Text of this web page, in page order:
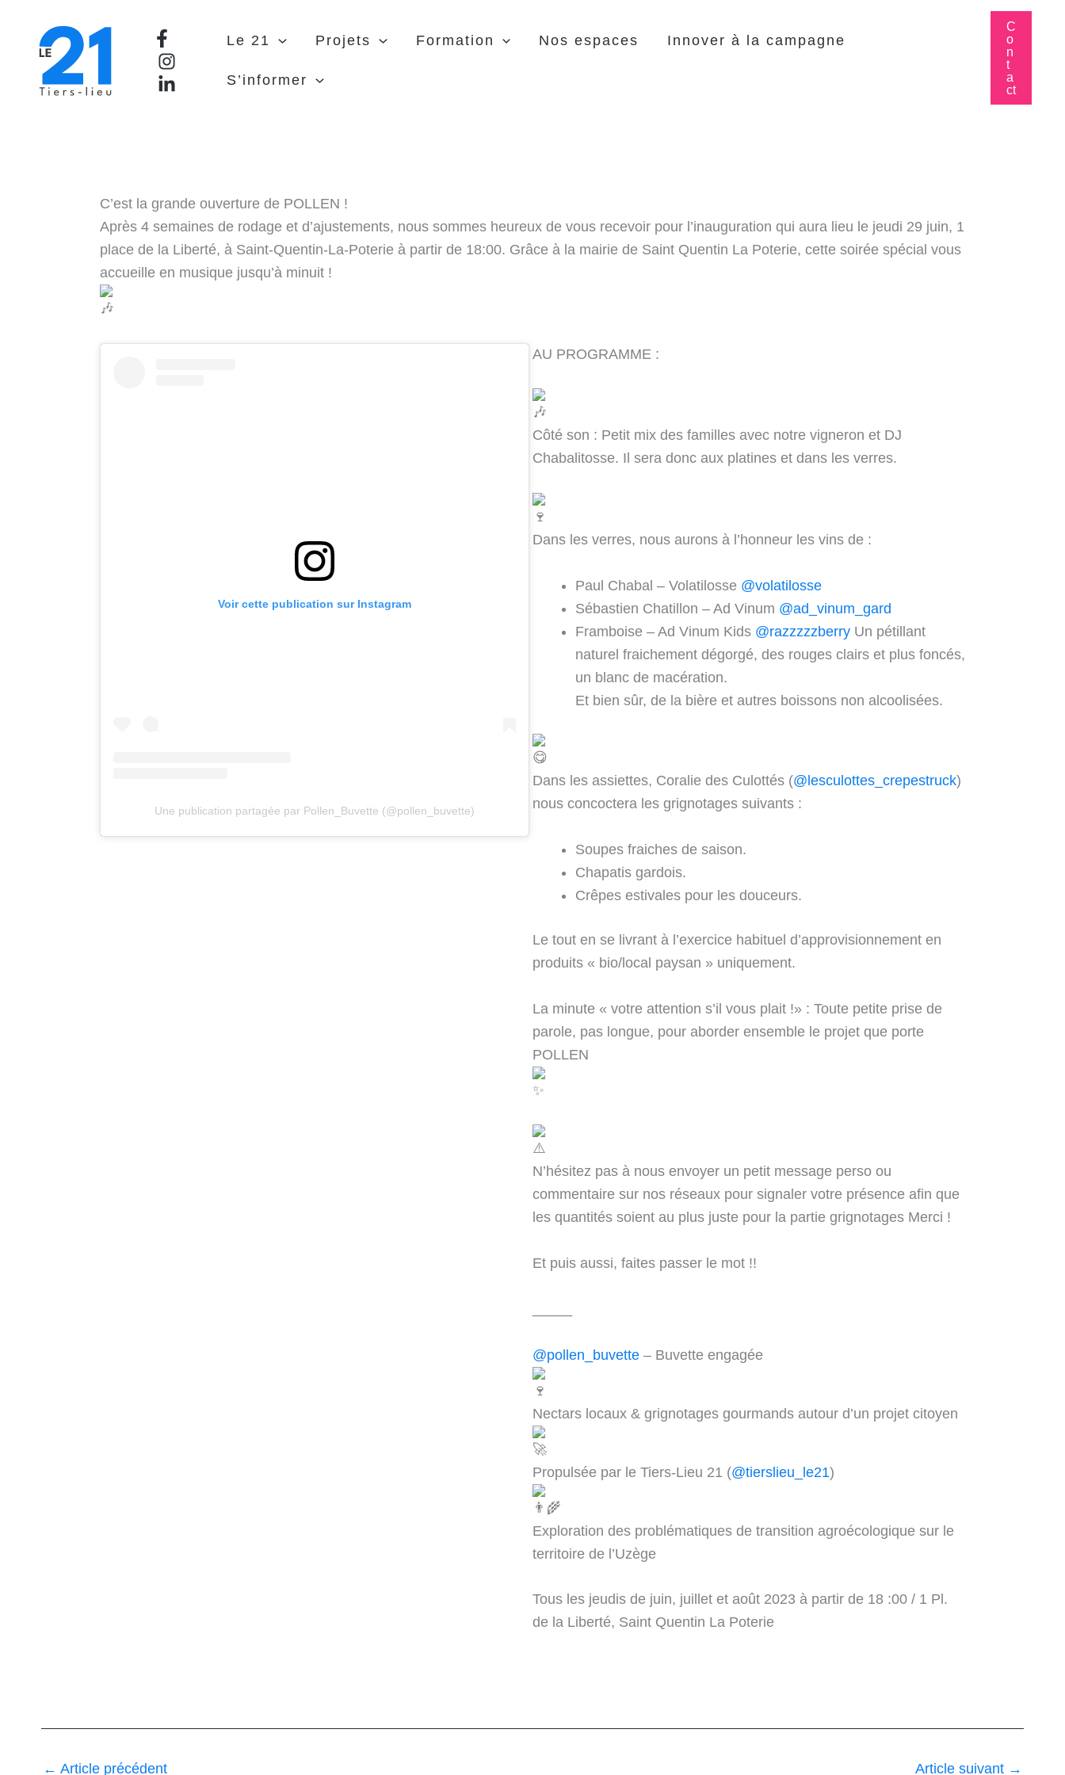
contenu
Le 21 Projets Formation Nos espaces Innover à la campagne
S’informer
C
o
n
t
a
ct
C’est la grande ouverture de POLLEN !
Après 4 semaines de rodage et d’ajustements, nous sommes heureux de vous recevoir pour l’inauguration qui aura lieu le jeudi 29 juin, 1
place de la Liberté, à Saint-Quentin-La-Poterie à partir de 18:00. Grâce à la mairie de Saint Quentin La Poterie, cette soirée spécial vous
accueille en musique jusqu’à minuit !
Voir cette publication sur Instagram
Une publication partagée par Pollen_Buvette (@pollen_buvette)
AU PROGRAMME :
Côté son : Petit mix des familles avec notre vigneron et DJ
Chabalitosse. Il sera donc aux platines et dans les verres.
Dans les verres, nous aurons à l’honneur les vins de :
Paul Chabal – Volatilosse @volatilosse
Sébastien Chatillon – Ad Vinum @ad_vinum_gard
Framboise – Ad Vinum Kids @razzzzzberry Un pétillant
naturel fraichement dégorgé, des rouges clairs et plus foncés,
un blanc de macération.
Et bien sûr, de la bière et autres boissons non alcoolisées.
Dans les assiettes, Coralie des Culottés (@lesculottes_crepestruck)
nous concoctera les grignotages suivants :
Soupes fraiches de saison.
Chapatis gardois.
Crêpes estivales pour les douceurs.
Le tout en se livrant à l’exercice habituel d’approvisionnement en
produits « bio/local paysan » uniquement.
La minute « votre attention s’il vous plait !» : Toute petite prise de
parole, pas longue, pour aborder ensemble le projet que porte
POLLEN
N’hésitez pas à nous envoyer un petit message perso ou
commentaire sur nos réseaux pour signaler votre présence afin que
les quantités soient au plus juste pour la partie grignotages Merci !
Et puis aussi, faites passer le mot !!
@pollen_buvette – Buvette engagée
Nectars locaux & grignotages gourmands autour d’un projet citoyen
Propulsée par le Tiers-Lieu 21 (@tierslieu_le21)
Exploration des problématiques de transition agroécologique sur le
territoire de l’Uzège
Tous les jeudis de juin, juillet et août 2023 à partir de 18 :00 / 1 Pl.
de la Liberté, Saint Quentin La Poterie
← Article précédent Article suivant →